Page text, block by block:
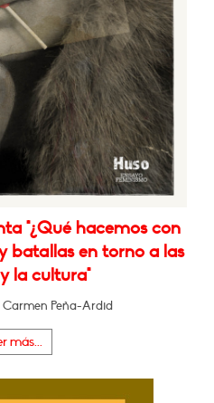
"¿Qué hacemos con
batallas en torno a las
la cultura"
Peña-Ardid
más...